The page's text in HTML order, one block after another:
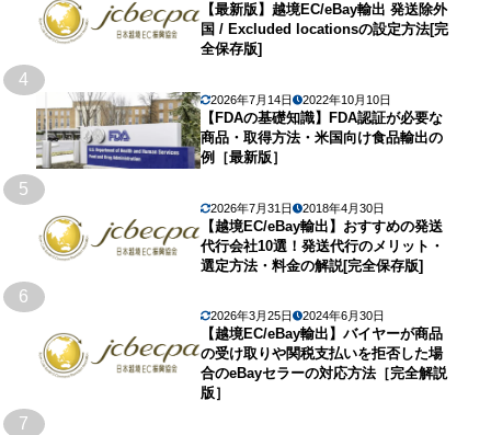
【最新版】越境EC/eBay輸出 発送除外
国 / Excluded locationsの設定方法[完
全保存版]
4
2026年7月14日 2022年10月10日
【FDAの基礎知識】FDA認証が必要な
商品・取得方法・米国向け食品輸出の
例［最新版］
5
2026年7月31日 2018年4月30日
【越境EC/eBay輸出】おすすめの発送
代行会社10選！発送代行のメリット・
選定方法・料金の解説[完全保存版]
6
2026年3月25日 2024年6月30日
【越境EC/eBay輸出】バイヤーが商品
の受け取りや関税支払いを拒否した場
合のeBayセラーの対応方法［完全解説
版］
7